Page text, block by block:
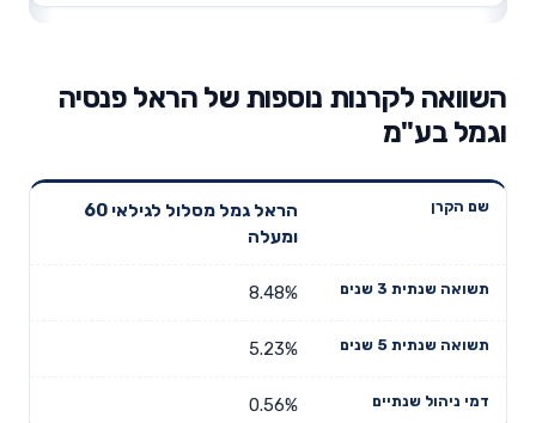
השוואה לקרנות נוספות של הראל פנסיה
וגמל בע"מ
שנתית 3
תשואה
דמי ניהול
הראל גמל מסלול לגילאי 60
ומעלה
8.48%
5.23%
0.56%